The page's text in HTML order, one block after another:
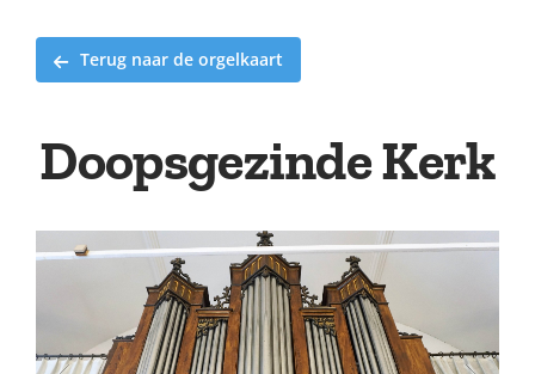
Terug naar de orgelkaart
Doopsgezinde Kerk